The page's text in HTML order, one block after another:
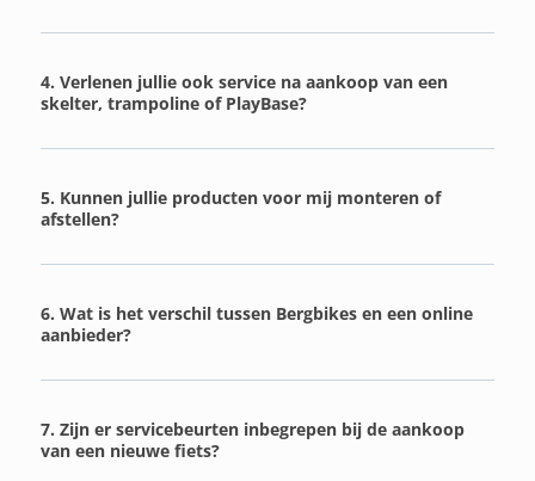
4. Verlenen jullie ook service na aankoop van een
skelter, trampoline of PlayBase?
5. Kunnen jullie producten voor mij monteren of
afstellen?
6. Wat is het verschil tussen Bergbikes en een online
aanbieder?
7. Zijn er servicebeurten inbegrepen bij de aankoop
van een nieuwe fiets?